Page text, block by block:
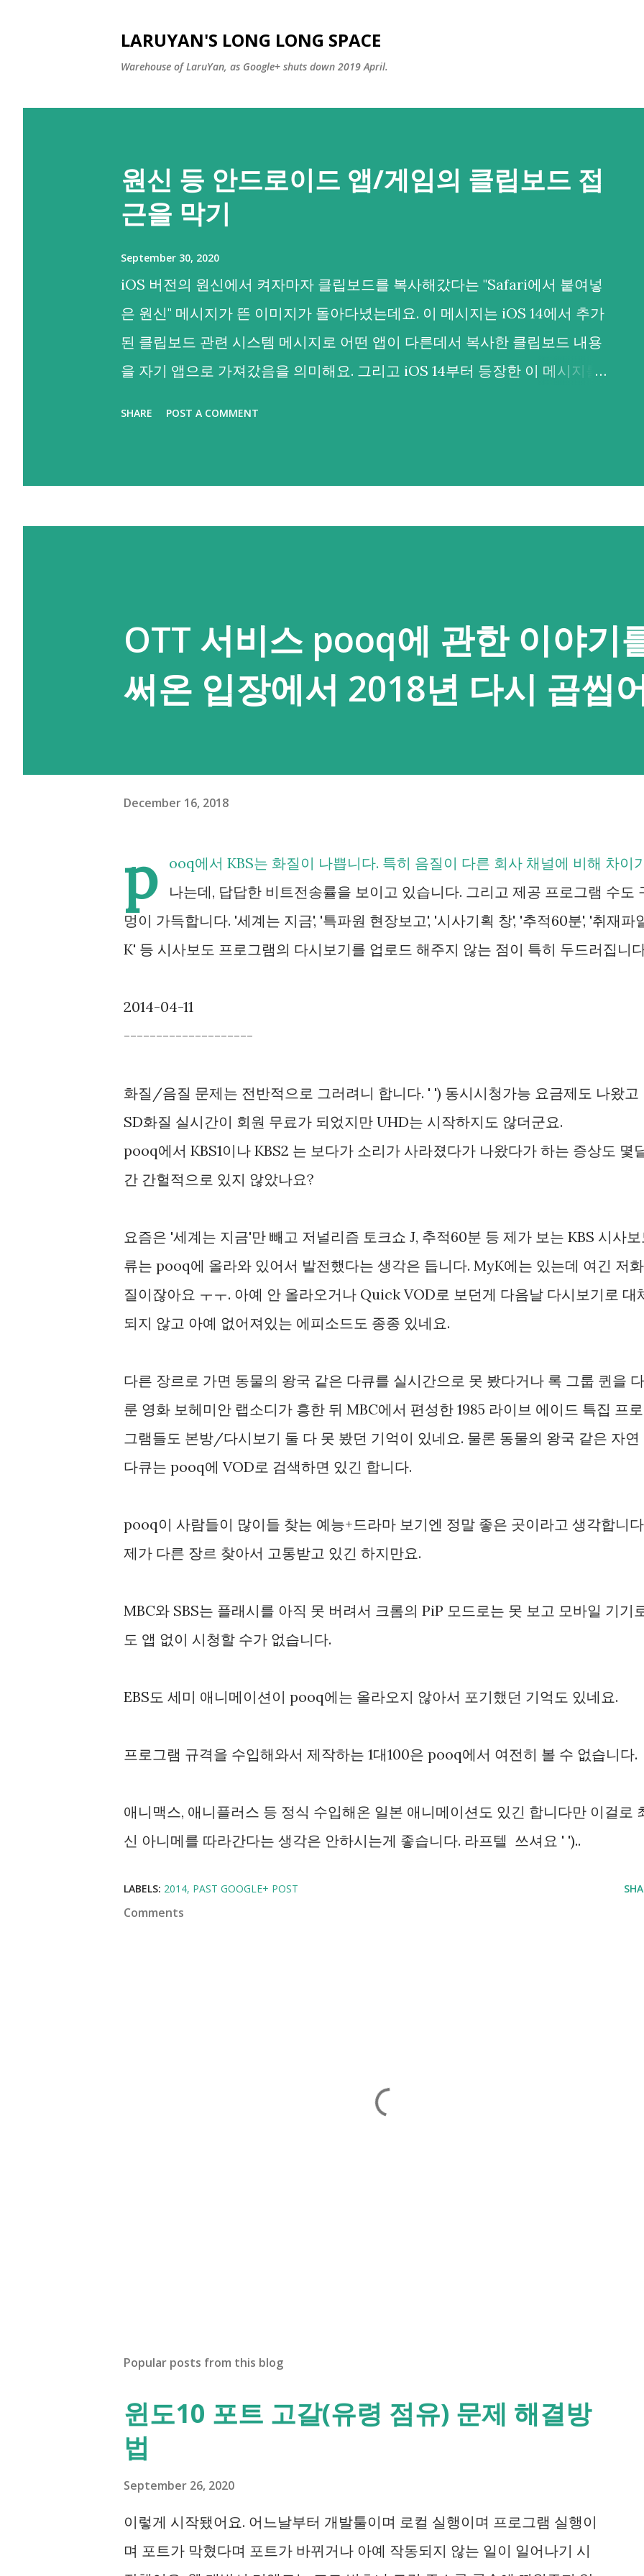
LARUYAN'S LONG LONG SPACE
Warehouse of LaruYan, as Google+ shuts down 2019 April.
원신 등 안드로이드 앱/게임의 클립보드 접
근을 막기
September 30, 2020
iOS 버전의 원신에서 켜자마자 클립보드를 복사해갔다는 "Safari에서 붙여넣
은 원신" 메시지가 뜬 이미지가 돌아다녔는데요. 이 메시지는 iOS 14에서 추가
된 클립보드 관련 시스템 메시지로 어떤 앱이 다른데서 복사한 클립보드 내용
을 자기 앱으로 가져갔음을 의미해요. 그리고 iOS 14부터 등장한 이 메시지를
29) 부터 기본 키보드 외에는 포커스를 갖지 않은 백그라운드 앱이 클립보드
령을 통해 클립보드 접근을 제어할 수 있다고 하니까요. adb shell 을 실행하
시려면 PC에서는 여기를 눌러 윈도, 맥, 리눅스 용으로 platform tools를 내려
받아 실행할 수 있도록 압축을 풀어두셔야 하고 안드로이드 기기에서는 USB
화면 잠금(설정된 경우에만)을 풀어주시면 되요. 압축이 풀린 폴더에 명령 프
롬프트를 여시면 되는데, 주소 표시창에서 cmd를 입력한 뒤 엔터를 누르시면
하는 앱이 얼마나 많은지 확인해볼까요. 개발자가 READ_CLIPBOARD 권한
을 선언한 앱은 설치 후 이 권한이 자동으로 주어져요. 접근 허용된 앱> ad...
SHARE POST A COMMENT
OTT 서비스 pooq에 관한 이야기
써온 입장에서 2018년 다시 곱씹
December 16, 2018
p
ooq에서 KBS는 화질이 나쁩니다. 특히 음질이 다른 회사 채널에 비해 차이
나는데, 답답한 비트전송률을 보이고 있습니다. 그리고 제공 프로그램 수도
멍이 가득합니다. '세계는 지금', '특파원 현장보고', '시사기획 창', '추적60분', '취재파
K' 등 시사보도 프로그램의 다시보기를 업로드 해주지 않는 점이 특히 두드러집니
2014-04-11
--------------------
화질/음질 문제는 전반적으로 그러려니 합니다. ' ') 동시시청가능 요금제도 나왔고
SD화질 실시간이 회원 무료가 되었지만 UHD는 시작하지도 않더군요.
pooq에서 KBS1이나 KBS2 는 보다가 소리가 사라졌다가 나왔다가 하는 증상도 몇
간 간헐적으로 있지 않았나요?
요즘은 '세계는 지금'만 빼고 저널리즘 토크쇼 J, 추적60분 등 제가 보는 KBS 시사
류는 pooq에 올라와 있어서 발전했다는 생각은 듭니다. MyK에는 있는데 여긴 저화
질이잖아요 ㅜㅜ. 아예 안 올라오거나 Quick VOD로 보던게 다음날 다시보기로 대
되지 않고 아예 없어져있는 에피소드도 종종 있네요.
다른 장르로 가면 동물의 왕국 같은 다큐를 실시간으로 못 봤다거나 록 그룹 퀸을 다
룬 영화 보헤미안 랩소디가 흥한 뒤 MBC에서 편성한 1985 라이브 에이드 특집 프로
그램들도 본방/다시보기 둘 다 못 봤던 기억이 있네요. 물론 동물의 왕국 같은 자연
다큐는 pooq에 VOD로 검색하면 있긴 합니다.
pooq이 사람들이 많이들 찾는 예능+드라마 보기엔 정말 좋은 곳이라고 생각합니
제가 다른 장르 찾아서 고통받고 있긴 하지만요.
MBC와 SBS는 플래시를 아직 못 버려서 크롬의 PiP 모드로는 못 보고 모바일 기기
도 앱 없이 시청할 수가 없습니다.
EBS도 세미 애니메이션이 pooq에는 올라오지 않아서 포기했던 기억도 있네요.
프로그램 규격을 수입해와서 제작하는 1대100은 pooq에서 여전히 볼 수 없습니다.
애니맥스, 애니플러스 등 정식 수입해온 일본 애니메이션도 있긴 합니다만 이걸로
신 아니메를 따라간다는 생각은 안하시는게 좋습니다. 라프텔 쓰셔요 ' ')..
LABELS: 2014 PAST GOOGLE+ POST
Comments
Popular posts from this blog
윈도10 포트 고갈(유령 점유) 문제 해결방
법
September 26, 2020
이렇게 시작됐어요. 어느날부터 개발툴이며 로컬 실행이며 프로그램 실행이
며 포트가 막혔다며 포트가 바뀌거나 아예 작동되지 않는 일이 일어나기 시